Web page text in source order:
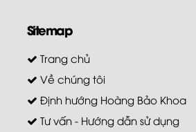
Sitemap
Trang chủ
Về chúng tôi
Định hướng Hoàng Bảo Khoa
Tư vấn - Hướng dẫn sử dụng